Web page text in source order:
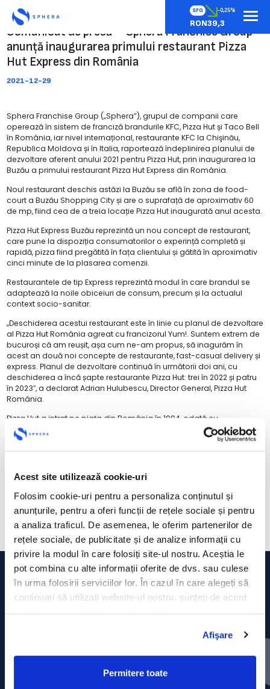
Acest site utilizează cookie-uri
Folosim cookie-uri pentru a personaliza conținutul și
anunțurile, pentru a oferi funcții de rețele sociale și pentru
a analiza traficul. De asemenea, le oferim partenerilor de
rețele sociale, de publicitate și de analize informații cu
privire la modul în care folosiți site-ul nostru. Aceștia le
pot combina cu alte informații oferite de dvs. sau culese
în urma folosirii serviciilor lor. În cazul în care alegeți să
continuați să utilizați website-ul nostru, sunteți de acord
Afişare
Permitere toate
SFG -0,25%
RON39,3
Comunicat de presă – Sphera Franchise Group
anunță inaugurarea primului restaurant Pizza
Hut Express din România
2021-12-29
Sphera Franchise Group („Sphera”), grupul de companii care
operează în sistem de franciză brandurile KFC, Pizza Hut și Taco Bell
în România, iar nivel internațional, restaurante KFC la Chişinău,
Republica Moldova și în Italia, raportează îndeplinirea planului de
dezvoltare aferent anului 2021 pentru Pizza Hut, prin inaugurarea la
Buzău a primului restaurant Pizza Hut Express din România.
Noul restaurant deschis astăzi la Buzău se află în zona de food-
court a Buzău Shopping City și are o suprafață de aproximativ 60
de mp, fiind cea de a treia locație Pizza Hut inaugurată anul acesta.
Pizza Hut Express Buzău reprezintă un nou concept de restaurant,
care pune la dispoziția consumatorilor o experință completă și
rapidă, pizza fiind pregătită în fața clientului și gătită în aproximativ
cinci minute de la plasarea comenzii.
Restaurantele de tip Express reprezintă modul în care brandul se
adaptează la noile obiceiuri de consum, precum și la actualul
context socio-sanitar.
„Deschiderea acestui restaurant este în linie cu planul de dezvoltare
al Pizza Hut România agreat cu francizorul Yum!. Suntem extrem de
bucuroși că am reușit, așa cum ne-am propus, să inagurăm în
acest an două noi concepte de restaurante, fast-casual delivery și
express. Planul de dezvoltare continuă în următorii doi ani, cu
deschiderea a încă șapte restaurante Pizza Hut: trei în 2022 și patru
în 2023″, a declarat Adrian Hulubescu, Director General, Pizza Hut
România.
Pizza Hut a intrat pe piaţa din România în 1994, odată cu
deschiderea primului restaurant din Calea Dorobanţilor, iar în
prezent deţine un total de 41 de restaurante după cum urmează: 21
de restaurante de tip Dine-In și 19 locații Pizza Hut Delivery și 1
Sphera Franchise Group și-a dus la îndeplinire planul de dezvoltare
și a deschis anul acesta 13 restaurante noi ajungând să opereze în
prezent un total de 168 de restaurante: 92 de restaurante KFC, 41 de
restaurante Pizza Hut, 13 restaurante Taco Bell, 2 restaurante KFC în
Moldova și 20 de restaurante KFC în Italia.